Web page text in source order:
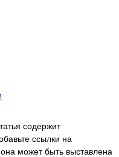
содержит
ссылки на
может быть выставлена